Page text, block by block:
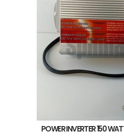
POWER INVERTER 150